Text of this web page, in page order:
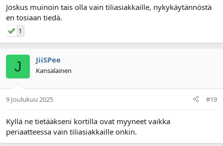
Joskus muinoin tais olla vain tiliasiakkaille, nykykäytännöstä
en tosiaan tiedä.
1
J JiiSPee
Kansalainen
9 Joulukuu 2025 #19
Kyllä ne tietääkseni kortilla ovat myyneet vaikka
periaatteessa vain tiliasiakkaille onkin.